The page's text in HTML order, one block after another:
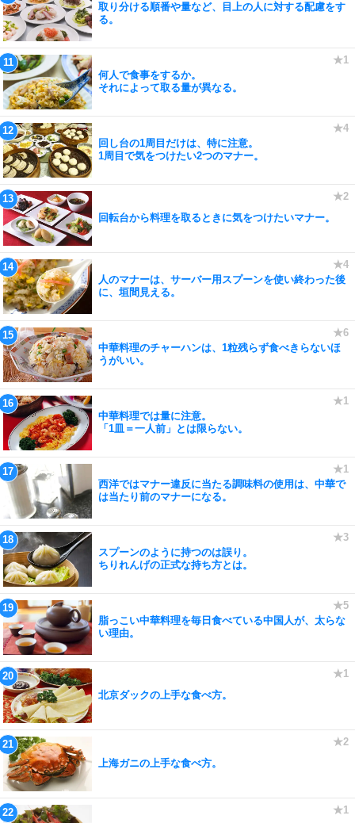
取り分ける順番や量など、目上の人に対する配慮をす
る。
何人で食事をするか。
それによって取る量が異なる。
回し台の1周目だけは、特に注意。
1周目で気をつけたい2つのマナー。
回転台から料理を取るときに気をつけたいマナー。
人のマナーは、サーバー用スプーンを使い終わった後
に、垣間見える。
中華料理のチャーハンは、1粒残らず食べきらないほ
うがいい。
中華料理では量に注意。
「1皿＝一人前」とは限らない。
西洋ではマナー違反に当たる調味料の使用は、中華で
は当たり前のマナーになる。
スプーンのように持つのは誤り。
ちりれんげの正式な持ち方とは。
脂っこい中華料理を毎日食べている中国人が、太らな
い理由。
北京ダックの上手な食べ方。
上海ガニの上手な食べ方。